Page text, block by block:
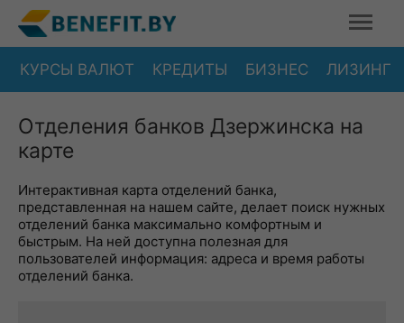
КУРСЫ ВАЛЮТ КРЕДИТЫ БИЗНЕС ЛИЗИНГ
Отделения банков Дзержинска на
карте
Интерактивная карта отделений банка,
представленная на нашем сайте, делает поиск нужных
отделений банка максимально комфортным и
быстрым. На ней доступна полезная для
пользователей информация: адреса и время работы
отделений банка.